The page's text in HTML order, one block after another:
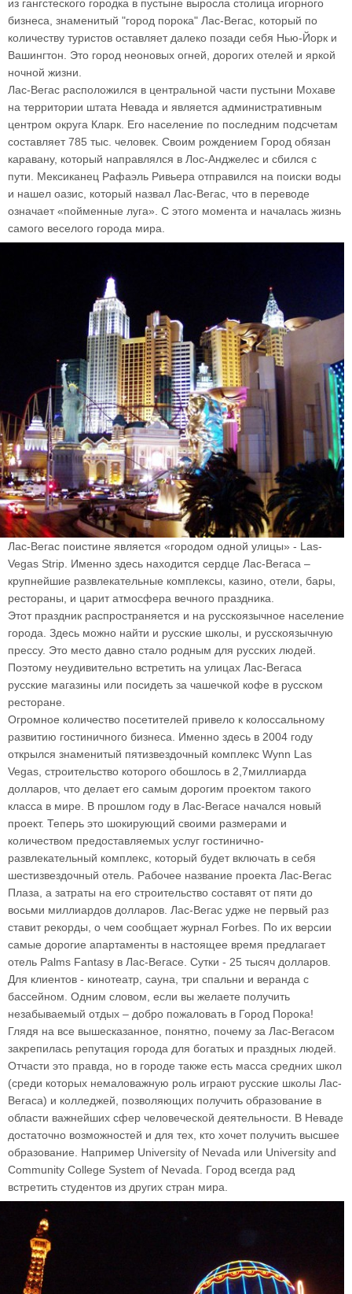
из гангстеского городка в пустыне выросла столица игорного
бизнеса, знаменитый "город порока" Лас-Вегас, который по
количеству туристов оставляет далеко позади себя Нью-Йорк и
Вашингтон. Это город неоновых огней, дорогих отелей и яркой
ночной жизни.
Лас-Вегас расположился в центральной части пустыни Мохаве
на территории штата Невада и является административным
центром округа Кларк. Его население по последним подсчетам
составляет 785 тыс. человек. Своим рождением Город обязан
каравану, который направлялся в Лос-Анджелес и сбился с
пути. Мексиканец Рафаэль Ривьера отправился на поиски воды
и нашел оазис, который назвал Лас-Вегас, что в переводе
означает «пойменные луга». С этого момента и началась жизнь
самого веселого города мира.
Лас-Вегас поистине является «городом одной улицы» - Las-
Vegas Strip. Именно здесь находится сердце Лас-Вегаса –
крупнейшие развлекательные комплексы, казино, отели, бары,
рестораны, и царит атмосфера вечного праздника.
Этот праздник распространяется и на русскоязычное население
города. Здесь можно найти и русские школы, и русскоязычную
прессу. Это место давно стало родным для русских людей.
Поэтому неудивительно встретить на улицах Лас-Вегаса
русские магазины или посидеть за чашечкой кофе в русском
ресторане.
Огромное количество посетителей привело к колоссальному
развитию гостиничного бизнеса. Именно здесь в 2004 году
открылся знаменитый пятизвездочный комплекс Wynn Las
Vegas, строительство которого обошлось в 2,7миллиарда
долларов, что делает его самым дорогим проектом такого
класса в мире. В прошлом году в Лас-Вегасе начался новый
проект. Теперь это шокирующий своими размерами и
количеством предоставляемых услуг гостинично-
развлекательный комплекс, который будет включать в себя
шестизвездочный отель. Рабочее название проекта Лас-Вегас
Плаза, а затраты на его строительство составят от пяти до
восьми миллиардов долларов. Лас-Вегас удже не первый раз
ставит рекорды, о чем сообщает журнал Forbes. По их версии
самые дорогие апартаменты в настоящее время предлагает
отель Palms Fantasy в Лас-Вегасе. Сутки - 25 тысяч долларов.
Для клиентов - кинотеатр, сауна, три спальни и веранда с
бассейном. Одним словом, если вы желаете получить
незабываемый отдых – добро пожаловать в Город Порока!
Глядя на все вышесказанное, понятно, почему за Лас-Вегасом
закрепилась репутация города для богатых и праздных людей.
Отчасти это правда, но в городе также есть масса средних школ
(среди которых немаловажную роль играют русские школы Лас-
Вегаса) и колледжей, позволяющих получить образование в
области важнейших сфер человеческой деятельности. В Неваде
достаточно возможностей и для тех, кто хочет получить высшее
образование. Например University of Nevada или University and
Community College System of Nevada. Город всегда рад
встретить студентов из других стран мира.